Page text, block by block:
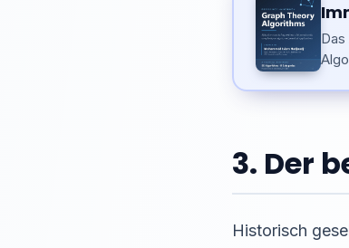
3. Der
Historisch